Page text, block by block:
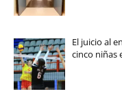
El juicio al
cinco niñas